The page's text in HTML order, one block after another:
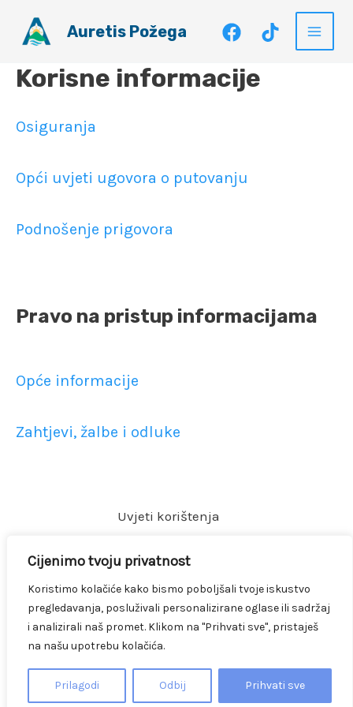
Cijenimo tvoju privatnost
Koristimo kolačiće kako bismo poboljšali tvoje iskustvo
pregledavanja, posluživali personalizirane oglase ili sadržaj
i analizirali naš promet. Klikom na "Prihvati sve", pristaješ
na našu upotrebu kolačića.
Prilagodi Odbij Prihvati sve
Auretis Požega
Main
Korisne informacije
Osiguranja
Opći uvjeti ugovora o putovanju
Podnošenje prigovora
Pravo na pristup informacijama
Opće informacije
Zahtjevi, žalbe i odluke
Uvjeti korištenja
Dokumenti
2026 © Auretis Požega d.o.o.
Facebook
TikTok